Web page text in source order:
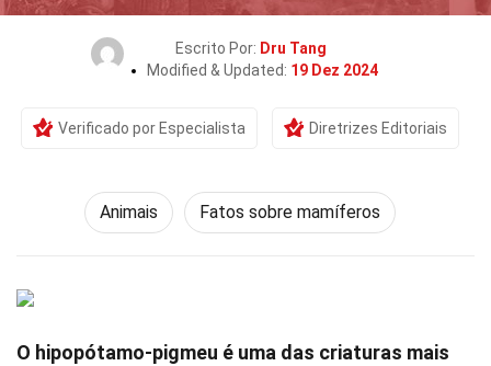
Escrito Por: Dru Tang
Modified & Updated: 19 Dez 2024
Verificado por Especialista Diretrizes Editoriais
Animais Fatos sobre mamíferos
O hipopótamo-pigmeu é uma das criaturas mais